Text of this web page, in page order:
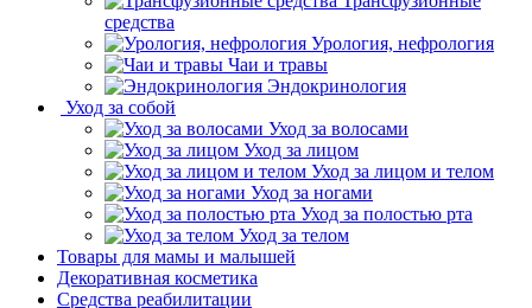
средства
Урология, нефрология
Чаи и травы
Эндокринология
Уход за собой
Уход за волосами
Уход за лицом
Уход за лицом и телом
Уход за ногами
Уход за полостью рта
Уход за телом
Товары для мамы и малышей
Декоративная косметика
Средства реабилитации